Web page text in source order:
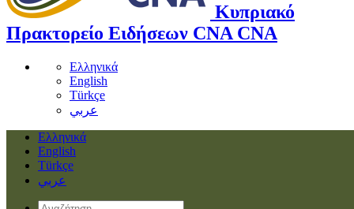
Κυπριακό
Πρακτορείο Ειδήσεων CNA CNA
Ελληνικά
English
Türkçe
عربي
Ελληνικά
English
Türkçe
عربي